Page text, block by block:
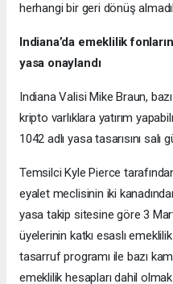
herhangi bir geri dönüş
Indiana’da emeklilik
yasa onaylandı
Indiana Valisi Mike Braun,
kripto varlıklara yatırım
1042 adlı yasa tasarısını
Temsilci Kyle Pierce
eyalet meclisinin iki
yasa takip sitesine göre 3
üyelerinin katkı esaslı
tasarruf programı ile bazı
emeklilik hesapları dahil